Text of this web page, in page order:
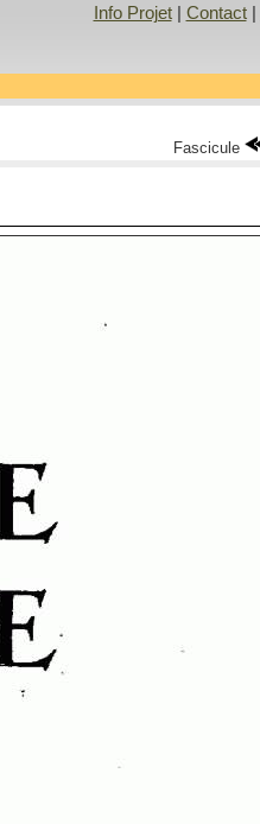
Info Projet| Contact|
Fascicule